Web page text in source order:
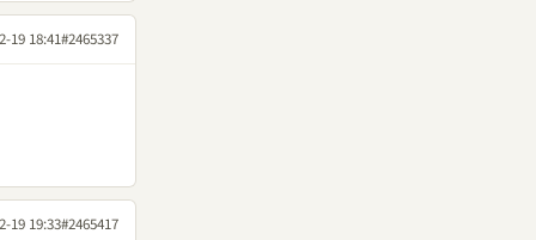
19 18:41#2465337
19 19:33#2465417